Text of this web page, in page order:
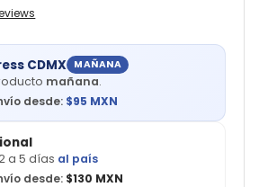
CDMX MAÑANA
mañana.
desde: $95 MXN
a 5 días al país
desde: $130 MXN